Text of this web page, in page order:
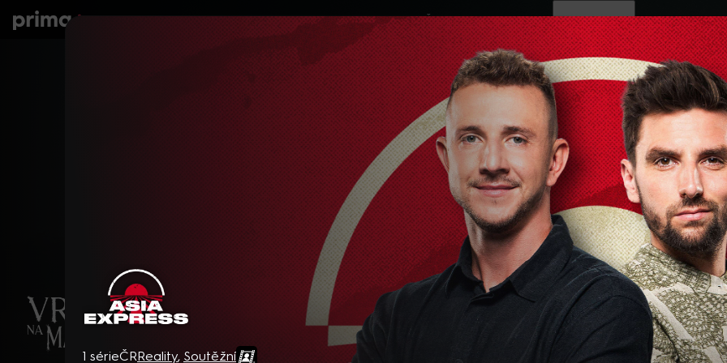
Seriály Filmy Děti Zprávy Novinky Živě TV program Operátoři
Asia Express
1 sérieČRReality, Soutěžní
prima+